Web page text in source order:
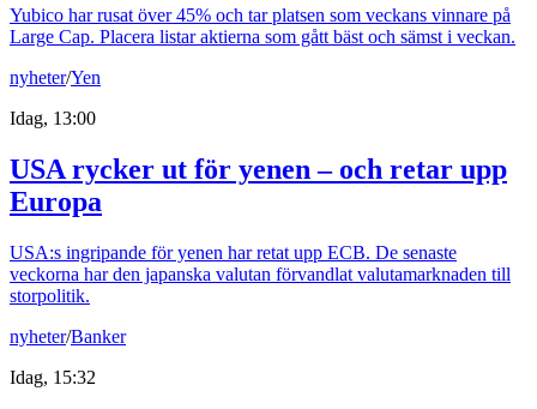
Yubico har rusat över 45% och tar platsen som veckans vinnare på
Large Cap. Placera listar aktierna som gått bäst och sämst i veckan.
nyheter/Yen
Idag, 13:00
USA rycker ut för yenen – och retar upp
Europa
USA:s ingripande för yenen har retat upp ECB. De senaste
veckorna har den japanska valutan förvandlat valutamarknaden till
storpolitik.
nyheter/Banker
Idag, 15:32